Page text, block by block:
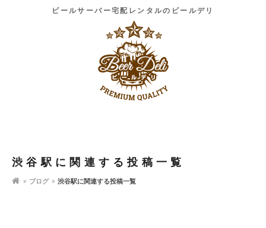
ビールサーバー宅配レンタルのビールデリ
渋谷駅に関連する投稿一覧
ブログ 渋谷駅に関連する投稿一覧